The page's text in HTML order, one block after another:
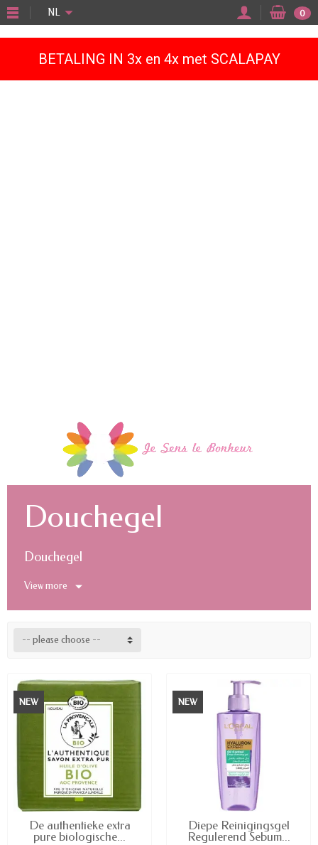
BETALING IN 3x en 4x met SCALAPAY
NL 0
Douchegel
Douchegel
View more
-- please choose --
NEW
AVAILABLE
De authentieke extra
pure biologische...
NEW
AVAILABLE
Diepe Reinigingsgel
Regulerend Sebum...